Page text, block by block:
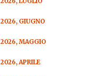
2026, GIUGNO
2026, MAGGIO
2026, APRILE